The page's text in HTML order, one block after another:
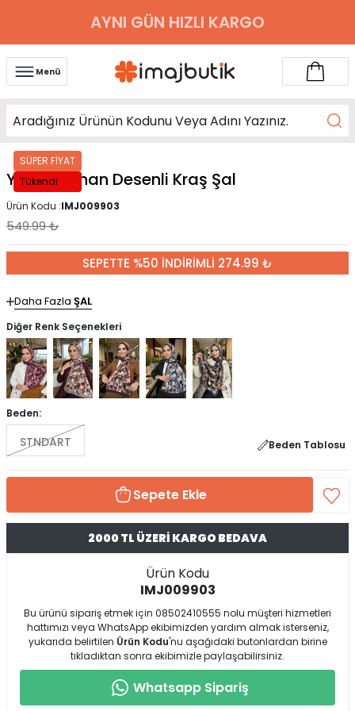
AYNI GÜN HIZLI KARGO
Menü
SÜPER FİYAT
Tükendi
Yeşil İpekhan Desenli Kraş Şal
Ürün Kodu :IMJ009903
549.99₺
SEPETTE %50 İNDİRİMLİ 274.99 ₺
Daha Fazla ŞAL
Diğer Renk Seçenekleri
Beden:
STNDART Beden Tablosu
Sepete Ekle
2000 TL ÜZERİ KARGO BEDAVA
Ürün Kodu
IMJ009903
Bu ürünü sipariş etmek için 08502410555 nolu müşteri hizmetleri
hattımızı veya WhatsApp ekibimizden yardım almak isterseniz,
yukarıda belirtilen Ürün Kodu'nu aşağıdaki butonlardan birine
tıkladıktan sonra ekibimizle paylaşabilirsiniz.
Whatsapp Sipariş